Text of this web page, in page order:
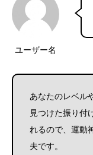
ユーザー名
あなたのレベル
見つけた振り付
れるので、運動
夫です。